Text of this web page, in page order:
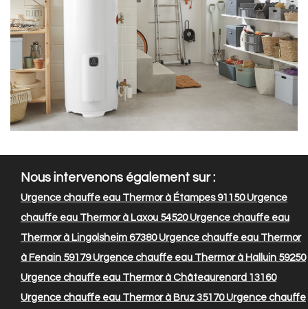
Nous intervenons également sur :
Urgence chauffe eau Thermor à Étampes 91150Urgence
chauffe eau Thermor à Laxou 54520Urgence chauffe eau
Thermor à Lingolsheim 67380Urgence chauffe eau Thermor
à Fenain 59179Urgence chauffe eau Thermor à Halluin 59250
Urgence chauffe eau Thermor à Châteaurenard 13160
Urgence chauffe eau Thermor à Bruz 35170Urgence chauffe